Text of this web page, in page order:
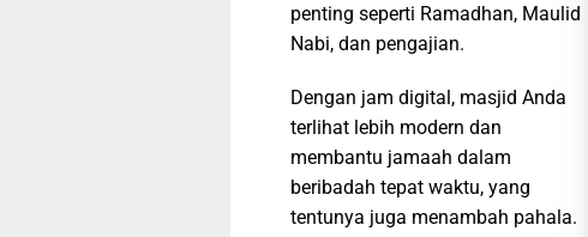
penting seperti Ramadhan, Maulid
Nabi, dan pengajian.
Dengan jam digital, masjid Anda
terlihat lebih modern dan
membantu jamaah dalam
beribadah tepat waktu, yang
tentunya juga menambah pahala.